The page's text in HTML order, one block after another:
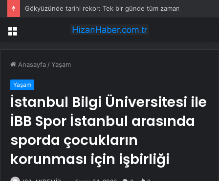
Menü
Anasayfa /Yaşam
Yaşam
İstanbul Bilgi Üniversitesi ile
İBB Spor İstanbul arasında
sporda çocukların
korunması için işbirliği